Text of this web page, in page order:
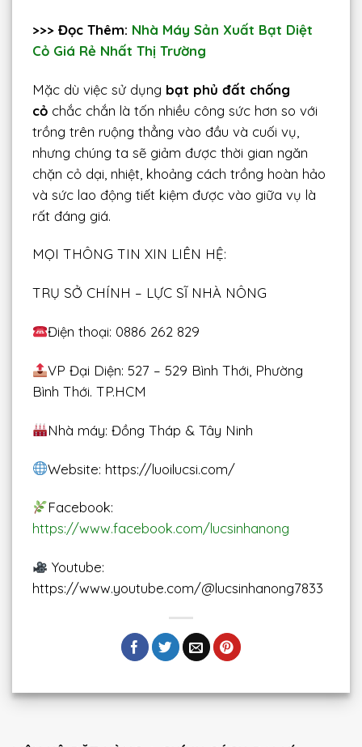
>>> Đọc Thêm: Nhà Máy Sản Xuất Bạt Diệt
Cỏ Giá Rẻ Nhất Thị Trường
Mặc dù việc sử dụng bạt phủ đất chống
cỏ chắc chắn là tốn nhiều công sức hơn so với
trồng trên ruộng thẳng vào đầu và cuối vụ,
nhưng chúng ta sẽ giảm được thời gian ngăn
chặn cỏ dại, nhiệt, khoảng cách trồng hoàn hảo
và sức lao động tiết kiệm được vào giữa vụ là
rất đáng giá.
MỌI THÔNG TIN XIN LIÊN HỆ:
TRỤ SỞ CHÍNH – LỰC SĨ NHÀ NÔNG
Điện thoại: 0886 262 829
VP Đại Diện: 527 – 529 Bình Thới, Phường
Bình Thới. TP.HCM
Nhà máy: Đồng Tháp & Tây Ninh
Website: https://luoilucsi.com/
Facebook:
https://www.facebook.com/lucsinhanong
Youtube:
https://www.youtube.com/@lucsinhanong7833